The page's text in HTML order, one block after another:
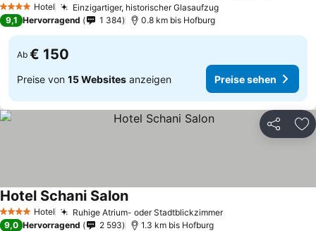
4 Sterne Hotel Einzigartiger, historischer Glasaufzug
9,1 Hervorragend 1 384 0.8 km bis Hofburg
Ab € 150
Preise von 15 Websites anzeigen Preise sehen
Teilen
4 Sterne Hotel Ruhige Atrium- oder Stadtblickzimmer
Hotel Schani Salon
9,0 Hervorragend 2 593 1.3 km bis Hofburg